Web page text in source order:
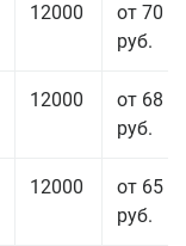
12000
от 70
руб.
12000
от 68
руб.
12000
от 65
руб.